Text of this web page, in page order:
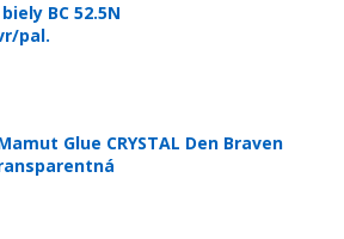
BC 52.5N
pal.
Glue CRYSTAL Den Braven